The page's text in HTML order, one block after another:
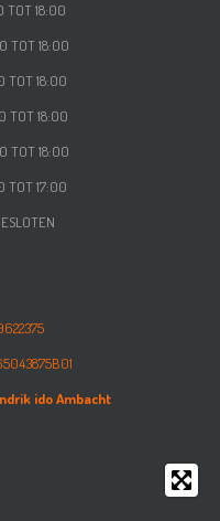
18:00
18:00
TOT 18:00
TOT 18:00
TOT 18:00
TOT 17:00
ido Ambacht